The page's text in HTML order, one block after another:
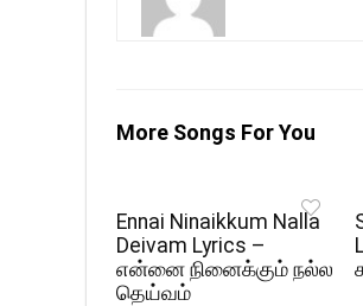
More Songs For You
Ennai Ninaikkum Nalla
Deivam Lyrics –
என்னை நினைக்கும் நல்ல
தெய்வம்